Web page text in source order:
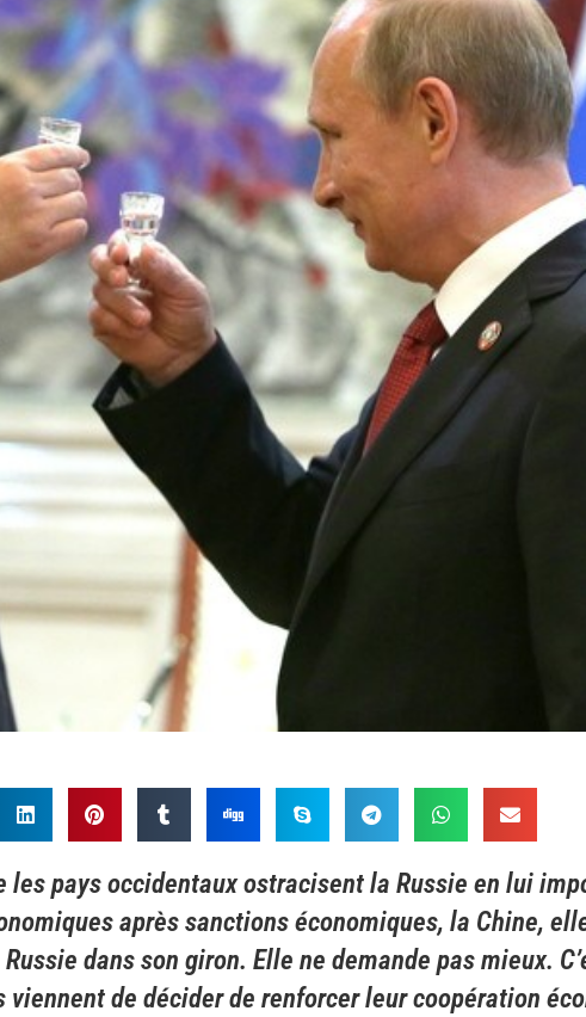
les pays occidentaux ostracisent la Russie en lui
après sanctions économiques, la Chine,
dans son giron. Elle ne demande pas mieux.
viennent de décider de renforcer leur coopération